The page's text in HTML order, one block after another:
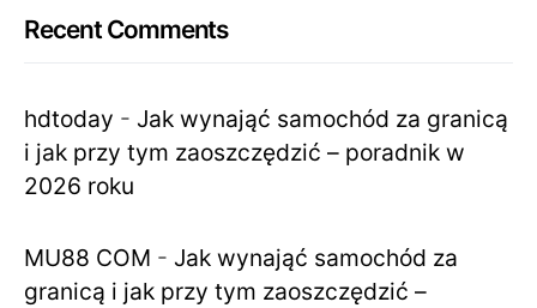
Recent Comments
hdtoday - Jak wynająć samochód za granicą
i jak przy tym zaoszczędzić – poradnik w
2026 roku
MU88 COM - Jak wynająć samochód za
granicą i jak przy tym zaoszczędzić –